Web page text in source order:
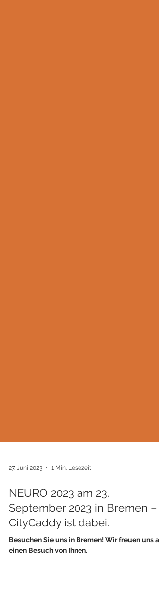
27. Juni 2023 1 Min. Lesezeit
NEURO 2023 am 23.
September 2023 in Bremen –
Besuchen Sie uns in Bremen! Wir freuen uns